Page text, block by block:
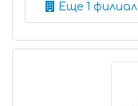
Еще 1 филиал